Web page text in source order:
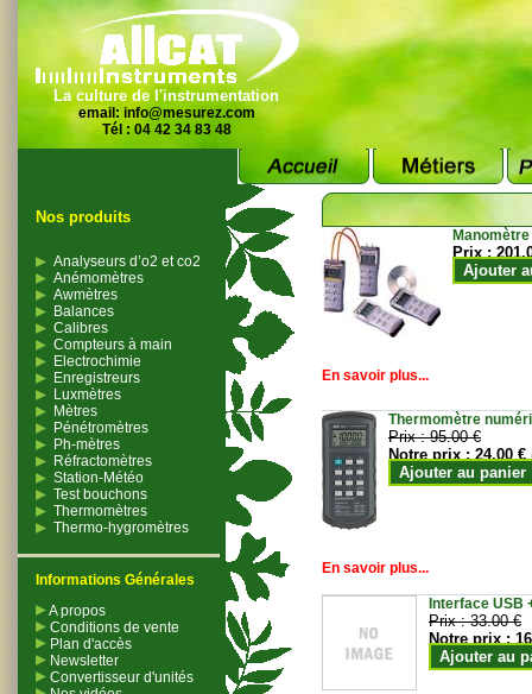
La culture de l'instrumentation
email: info@mesurez.com
Tél : 04 42 34 83 48
Nos produits
Analyseurs d’o2 et co2
Anémomètres
Awmètres
Balances
Calibres
Compteurs à main
Electrochimie
Enregistreurs
Luxmètres
Mètres
Pénétromètres
Ph-mètres
Réfractomètres
Station-Météo
Test bouchons
Thermomètres
Thermo-hygromètres
Informations Générales
A propos
Conditions de vente
Plan d'accès
Newsletter
Convertisseur d'unités
Prix :
Ajouter
En savoir plus...
Thermomètre
Prix :95.00 €
Notre prix :24.00 €
Ajouter au panier
En savoir plus...
Interface USB
Prix :33.00 €
Notre prix :
Ajouter au